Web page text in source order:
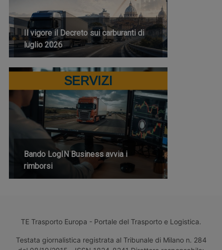
Il vigore il Decreto sui carburanti di
luglio 2026
SERVIZI
Bando LogIN Business avvia i
rimborsi
TE Trasporto Europa - Portale del Trasporto e Logistica.
Testata giornalistica registrata al Tribunale di Milano n. 284